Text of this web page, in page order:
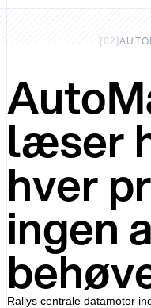
[02]
læser
hver
ingen
Rallys centrale datamotor